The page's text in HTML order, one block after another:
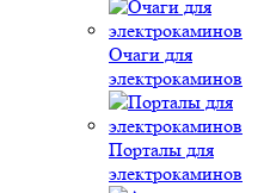
Очаги для
электрокаминов
Порталы для
электрокаминов